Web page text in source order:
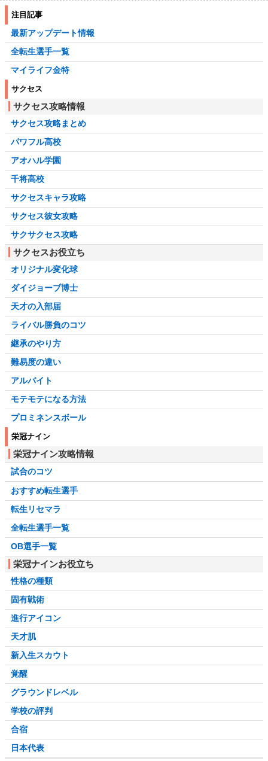
注目記事
最新アップデート情報
全転生選手一覧
マイライフ金特
サクセス
サクセス攻略情報
サクセス攻略まとめ
パワフル高校
アオハル学園
千将高校
サクセスキャラ攻略
サクセス彼女攻略
サクサクセス攻略
サクセスお役立ち
オリジナル変化球
ダイジョーブ博士
天才の入部届
ライバル勝負のコツ
継承のやり方
難易度の違い
アルバイト
モテモテになる方法
プロミネンスボール
栄冠ナイン
栄冠ナイン攻略情報
試合のコツ
おすすめ転生選手
転生リセマラ
全転生選手一覧
OB選手一覧
栄冠ナインお役立ち
性格の種類
固有戦術
進行アイコン
天才肌
新入生スカウト
覚醒
グラウンドレベル
学校の評判
合宿
日本代表